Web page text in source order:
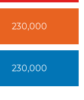
230,000
230,000